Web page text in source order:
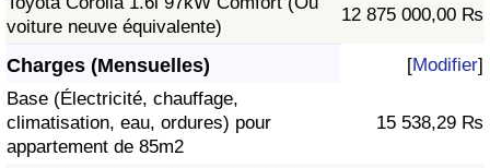
voiture neuve équivalente)
12 875 000,00 ₨
Charges (Mensuelles) [Modifier]
Base (Électricité, chauffage,
climatisation, eau, ordures) pour
appartement de 85m2
15 538,29 ₨